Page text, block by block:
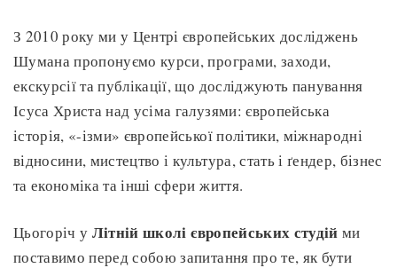
З 2010 року ми у Центрі європейських досліджень
Шумана пропонуємо курси, програми, заходи,
екскурсії та публікації, що досліджують панування
Ісуса Христа над усіма галузями: європейська
історія, «-ізми» європейської політики, міжнародні
відносини, мистецтво і культура, стать і ґендер, бізнес
та економіка та інші сфери життя.
Цьогоріч у Літній школі європейських студій ми
поставимо перед собою запитання про те, як бути